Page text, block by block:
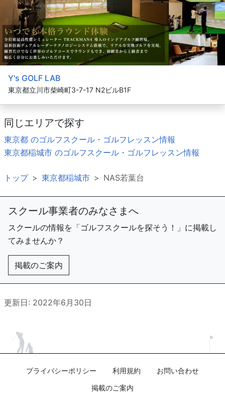
Y's GOLF LAB
東京都立川市柴崎町3-7-17 N2ビルB1F
同じエリアで探す
東京都 のゴルフスクール・ゴルフレッスン情報
東京都稲城市 のゴルフスクール・ゴルフレッスン情報
トップ 東京都稲城市 NAS若葉台
スクール事業者のみなさまへ
スクールの情報を「ゴルフスクールを探そう！」に掲載し
てみませんか？
掲載のご案内
更新日: 2022年6月30日
プライバシーポリシー 利用規約
お問い合わせ
掲載のご案内